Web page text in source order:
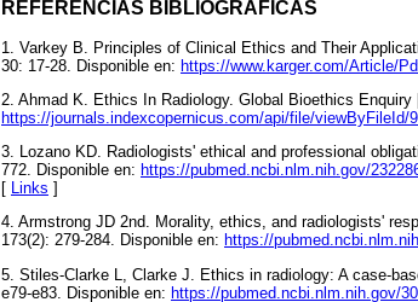
REFERENCIAS BIBLIOGRÁFICAS
1. Varkey B. Principles of Clinical Ethics and Their
30: 17-28. Disponible en: https://www.karger.com/Article/
2. Ahmad K. Ethics In Radiology. Global Bioethics
https://journals.indexcopernicus.com/api/file/viewByFileId/
3. Lozano KD. Radiologists' ethical and professional
772. Disponible en: https://pubmed.ncbi.nlm.nih.gov/
[ Links ]
4. Armstrong JD 2nd. Morality, ethics, and radiologists'
173(2): 279-284. Disponible en: https://
5. Stiles-Clarke L, Clarke J. Ethics in radiology: A case-
e79-e83. Disponible en: https://pubmed.ncbi.nlm.nih.gov/